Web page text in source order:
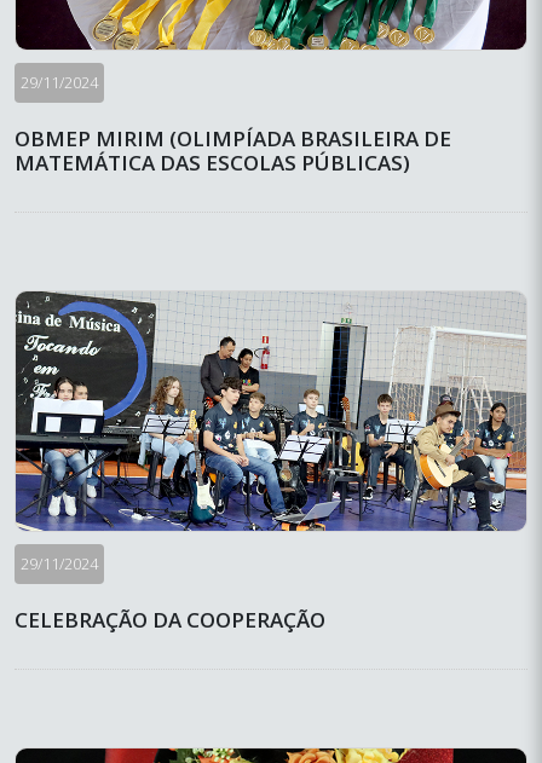
29/11/2024
OBMEP MIRIM (OLIMPÍADA BRASILEIRA DE
MATEMÁTICA DAS ESCOLAS PÚBLICAS)
29/11/2024
CELEBRAÇÃO DA COOPERAÇÃO